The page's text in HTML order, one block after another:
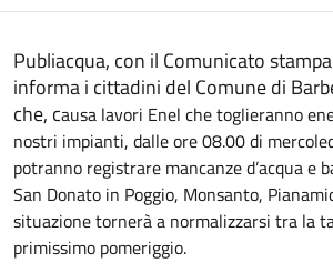
Descrizione
Publiacqua, con il Comunicato
informa i cittadini del Comune di
che, causa lavori Enel che toglieranno
nostri impianti, dalle ore 08.00 di
potranno registrare mancanze d’acqua e
San Donato in Poggio, Monsanto,
situazione tornerà a normalizzarsi tra la
primissimo pomeriggio.